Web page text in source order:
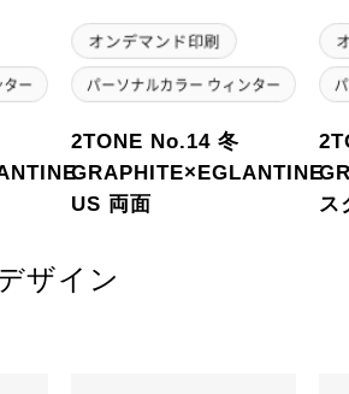
2TONE No.14 冬
GRAPHITE×EGLANTINE
US 両面
ス
ザイン